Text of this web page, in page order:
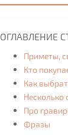
ОГЛАВЛЕНИЕ
Приметы,
Кто
Как
Несколько
Про
Фразы